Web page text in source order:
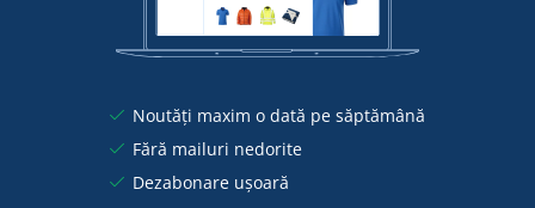
Noutăți maxim o dată pe săptămână
Fără mailuri nedorite
Dezabonare ușoară